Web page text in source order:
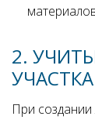
2.
УЧАСТКА
При